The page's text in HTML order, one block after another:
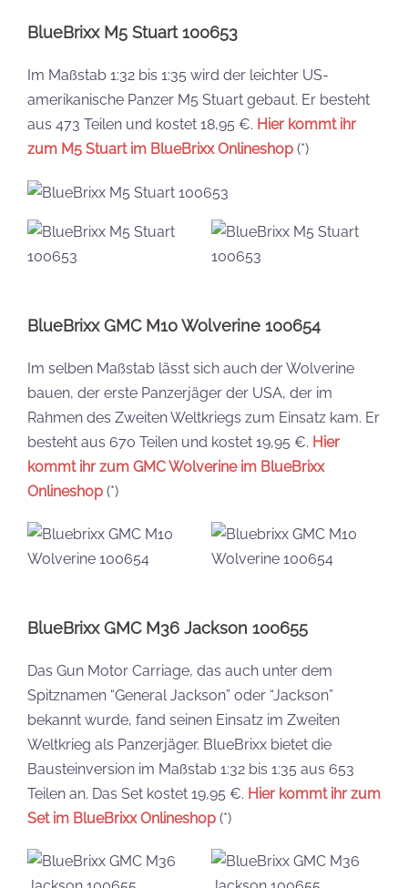
BlueBrixx M5 Stuart 100653
Im Maßstab 1:32 bis 1:35 wird der leichter US-
amerikanische Panzer M5 Stuart gebaut. Er besteht
aus 473 Teilen und kostet 18,95 €. Hier kommt ihr
zum M5 Stuart im BlueBrixx Onlineshop (*)
BlueBrixx GMC M10 Wolverine 100654
Im selben Maßstab lässt sich auch der Wolverine
bauen, der erste Panzerjäger der USA, der im
Rahmen des Zweiten Weltkriegs zum Einsatz kam. Er
besteht aus 670 Teilen und kostet 19,95 €. Hier
kommt ihr zum GMC Wolverine im BlueBrixx
Onlineshop (*)
BlueBrixx GMC M36 Jackson 100655
Das Gun Motor Carriage, das auch unter dem
Spitznamen “General Jackson” oder “Jackson”
bekannt wurde, fand seinen Einsatz im Zweiten
Weltkrieg als Panzerjäger. BlueBrixx bietet die
Bausteinversion im Maßstab 1:32 bis 1:35 aus 653
Teilen an. Das Set kostet 19,95 €. Hier kommt ihr zum
Set im BlueBrixx Onlineshop (*)